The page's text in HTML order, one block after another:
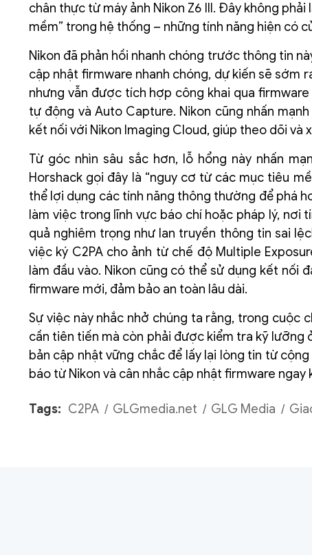
chân thực từ máy ảnh Nikon Z6 III. Đây không
mềm” trong hệ thống – những tính năng hiện có
Nikon đã phản hồi nhanh chóng trước thông tin
cập nhật firmware nhanh chóng, dự kiến sẽ sớm
nhưng vẫn được tích hợp công khai qua
tự động và Auto Capture. Nikon cũng nhấn
kết nối với Nikon Imaging Cloud, giúp theo dõi và
Từ góc nhìn sâu sắc hơn, lỗ hổng này nhấn
Horshack gọi đây là “nguy cơ từ các mục tiêu
thể lợi dụng các tính năng thông thường để phá
làm việc trong lĩnh vực báo chí hoặc pháp lý, nơi
quả nghiêm trọng như lan truyền thông tin sai
việc ký C2PA cho ảnh từ chế độ Multiple
làm đầu vào. Nikon cũng có thể sử dụng kết nối
firmware mới, đảm bảo an toàn lâu dài.
Sự việc này nhắc nhở chúng ta rằng, trong cuộc
cần tiên tiến mà còn phải được kiểm tra kỹ lưỡng
bản cập nhật vững chắc để lấy lại lòng tin từ
báo từ Nikon và cân nhắc cập nhật firmware
Tags: C2PA GLGmedia.net GLG Media